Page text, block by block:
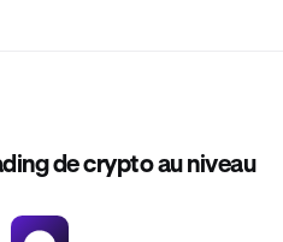
de crypto au niveau